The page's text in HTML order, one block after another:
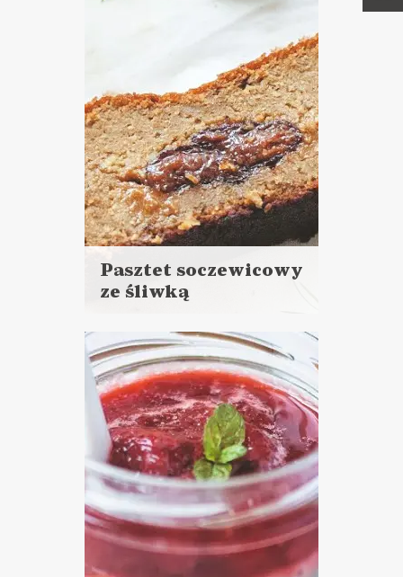
Pasztet soczewicowy
ze śliwką
Czas przygotowania: 20 minut
+ 45 minut pieczenia
DO CHLEBA WIELKANOC ?